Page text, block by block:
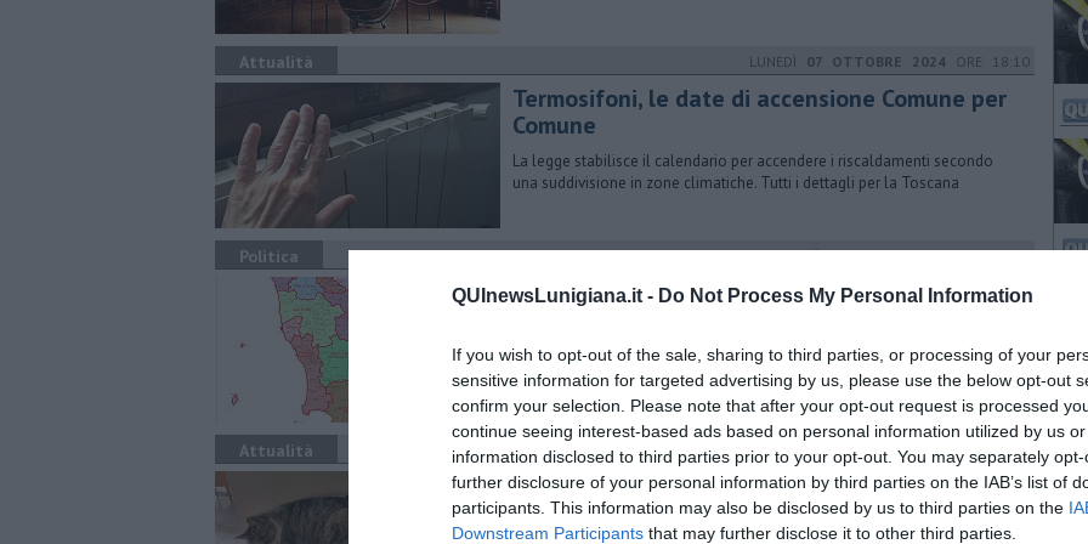
QUInewsLunigiana.it - Do Not Process My Personal Information
If you wish to opt-out of the sale, sharing to third parties, or processing of your
sensitive information for targeted advertising by us, please use the below opt-out
confirm your selection. Please note that after your opt-out request is processed
continue seeing interest-based ads based on personal information utilized by us
information disclosed to third parties prior to your opt-out. You may separately
further disclosure of your personal information by third parties on the IAB’s list of
participants. This information may also be disclosed by us to third parties on the
Downstream Participants that may further disclose it to other third parties.
Attualità LUNEDÌ 07 OTTOBRE 2024 ORE 18:10
Termosifoni, le date di accensione Comune per
Comune
La legge stabilisce il calendario per accendere i riscaldamenti secondo
una suddivisione in zone climatiche. Tutti i dettagli per la Toscana
Politica LUNEDÌ16 APRILE 2018ORE 07:10
27 nuovi ambiti per il turismo in Toscana
confronto in commissione due settimane fa, Anselmi, Marras e Ciuoffo
hanno presentato i dettagli e i perché della nuova suddivisione
Attualità MARTEDÌ17 OTTOBRE 2023ORE 21:40
Riscaldamento, le date di accensione Comune
per Comune